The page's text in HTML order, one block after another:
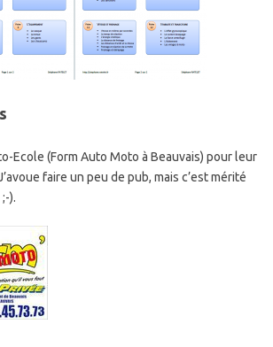
Ecole (Form Auto Moto à Beauvais) pour leur
faire un peu de pub, mais c’est mérité
).